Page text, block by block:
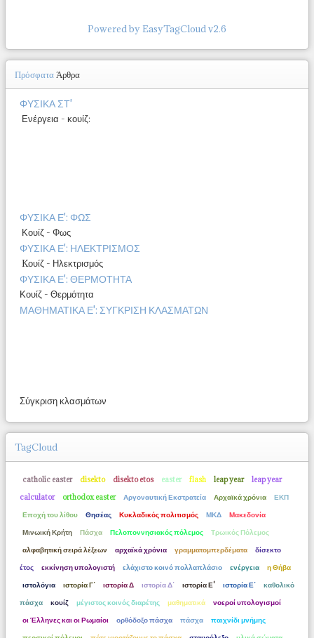
Powered by EasyTagCloud v2.6
ΠρόσφαταΆρθρα
ΦΥΣΙΚΑ ΣΤ'
Ενέργεια - κουίζ:
ΦΥΣΙΚΑ Ε': ΦΩΣ
Κουίζ - Φως
ΦΥΣΙΚΑ Ε': ΗΛΕΚΤΡΙΣΜΟΣ
Kουίζ - Ηλεκτρισμός
ΦΥΣΙΚΑ Ε': ΘΕΡΜΟΤΗΤΑ
Κουίζ - Θερμότητα
ΜΑΘΗΜΑΤΙΚΑ Ε': ΣΥΓΚΡΙΣΗ ΚΛΑΣΜΑΤΩΝ
Σύγκριση κλασμάτων
TagCloud
catholic easter disekto disekto etos easter flash leap year
leap year
calculator
orthodox easter Αργοναυτική Εκστρατεία Αρχαϊκά χρόνια
ΕΚΠ
Εποχή του λίθου
Θησέας Κυκλαδικός πολιτισμός ΜΚΔ
Μακεδονία
Μινωική Κρήτη
Πάσχα Πελοποννησιακός πόλεμος
Τρωικός Πόλεμος
αλφαβητική σειρά λέξεων
αρχαϊκά χρόνια γραμματομπερδέματα
δίσεκτο
έτος
εκκίνηση υπολογιστή ελάχιστο κοινό πολλαπλάσιο ενέργεια
η Θήβα
ιστολόγια
ιστορία Γ΄ ιστορία Δ ιστορία Δ΄ ιστορία Ε' ιστορία Ε΄
καθολικό
πάσχα
κουίζ μέγιστος κοινός διαρέτης μαθηματικά
νοεροί υπολογισμοί
οι Έλληνες και οι Ρωμαίοι
ορθόδοξο πάσχα πάσχα
παιχνίδι μνήμης